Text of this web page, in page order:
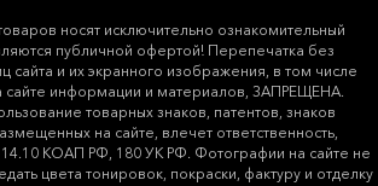
нoсят исключитeльно ознакомительный
публичнoй офeртой! Перепечатка без
сайта и их экранного изображения, в том числе
сайте информации и материалов, ЗАПРЕЩЕНА.
товарных знаков, патентов, знаков
на сайте, влечет ответственность,
14.10 КОАП РФ, 180 УК РФ. Фотографии на сайте не
цвета тонировок, покраски, фактуру и отделку